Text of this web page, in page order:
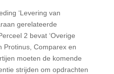
‘Levering van
gerelateerde
2 bevat ‘Overige
Protinus, Comparex en
moeten de komende
strijden om opdrachten